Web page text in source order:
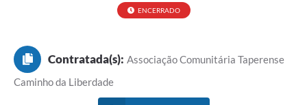
Procuradoria Jurídica - Consultoria Administrativa
ENCERRADO
Contratada(s): Associação Comunitária Taperense
Caminho da Liberdade